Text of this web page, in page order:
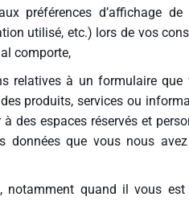
préférences d’affichage
utilisé, etc.) lors de vos
comporte,
relatives à un formulaire
produits, services ou
des espaces réservés et
que vous nous avez
notamment quand il vous